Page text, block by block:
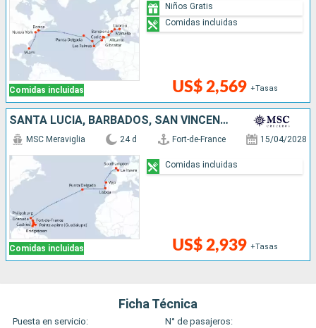
Comidas incluidas US$ 2,569 +Tasas
Niños Gratis
Comidas incluidas
SANTA LUCIA, BARBADOS, SAN VINCENT Y LAS GRANADINAS, GRENADA, SAN MARTÍN, PORTUGAL, ESPAÑA, FRANCIA, REINO UNIDO
Comidas incluidas
MSC Meraviglia 24 d Fort-de-France 15/04/2028
US$ 2,939 +Tasas
Comidas incluidas
Ficha Técnica
Puesta en servicio:
N° de pasajeros: